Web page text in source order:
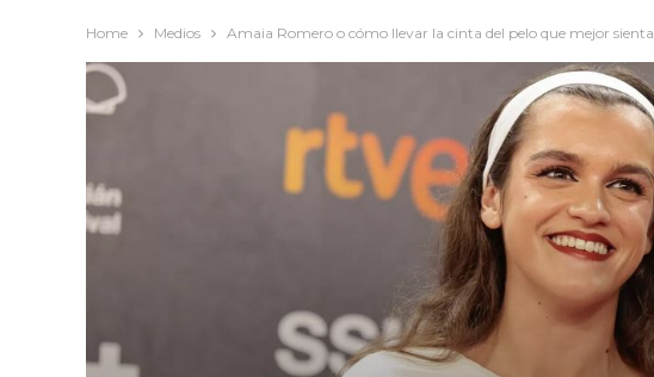
Home Medios Amaia Romero o cómo llevar la cinta del pelo que mejor sienta